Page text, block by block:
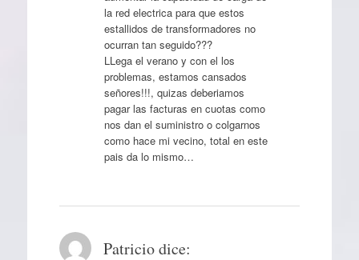
la red electrica para que estos
estallidos de transformadores no
ocurran tan seguido???
LLega el verano y con el los
problemas, estamos cansados
señores!!!, quizas deberiamos
pagar las facturas en cuotas como
nos dan el suministro o colgarnos
como hace mi vecino, total en este
pais da lo mismo…
Patricio dice: